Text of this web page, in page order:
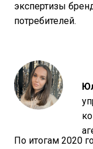
экспертизы
потребителей.
По итогам 2020